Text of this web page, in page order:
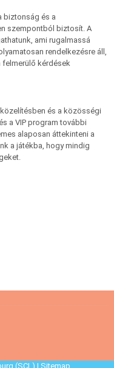
biztonság és a
szempontból biztosít. A
ami rugalmassá
rendelkezésre áll,
felmerülő kérdések
és a közösségi
a VIP program további
alaposan áttekinteni a
a játékba, hogy mindig
(SCL) | Sitemap